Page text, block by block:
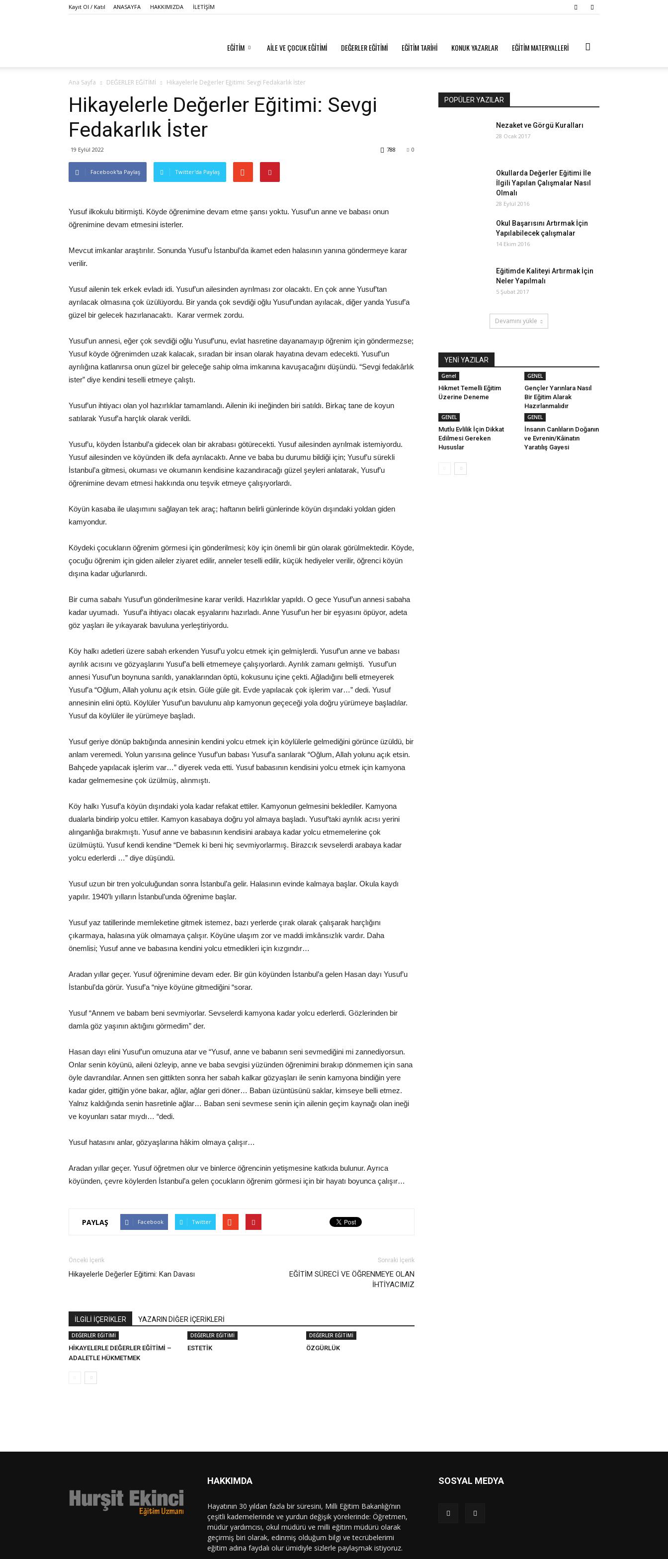
Kayıt Ol / Katıl ANASAYFA HAKKIMIZDA İLETİŞİM
|
Uzmanı,
Değerler
Eğitimi
EĞİTİM AİLE VE ÇOCUK EĞİTİMİ DEĞERLER EĞİTİMİ EĞİTİM TARİHİ KONUK YAZARLAR EĞİTİM MATERYALLERİ
Ana Sayfa DEĞERLER EĞİTİMİ Hikayelerle Değerler Eğitimi: Sevgi Fedakarlık İster
Hikayelerle Değerler Eğitimi: Sevgi
Fedakarlık İster
19 Eylül 2022 0
788
Facebook'ta Paylaş Twitter'da Paylaş
Yusuf ilkokulu bitirmişti. Köyde öğrenimine devam etme şansı yoktu. Yusuf’un anne ve babası onun
öğrenimine devam etmesini isterler.
Mevcut imkanlar araştırılır. Sonunda Yusuf’u İstanbul’da ikamet eden halasının yanına göndermeye karar
verilir.
Yusuf ailenin tek erkek evladı idi. Yusuf’un ailesinden ayrılması zor olacaktı. En çok anne Yusuf’tan
ayrılacak olmasına çok üzülüyordu. Bir yanda çok sevdiği oğlu Yusuf’undan ayılacak, diğer yanda Yusuf’a
güzel bir gelecek hazırlanacaktı. Karar vermek zordu.
Yusuf’un annesi, eğer çok sevdiği oğlu Yusuf’unu, evlat hasretine dayanamayıp öğrenim için göndermezse;
Yusuf köyde öğrenimden uzak kalacak, sıradan bir insan olarak hayatına devam edecekti. Yusuf’un
ayrılığına katlanırsa onun güzel bir geleceğe sahip olma imkanına kavuşacağını düşündü. “Sevgi fedakârlık
ister” diye kendini teselli etmeye çalıştı.
Yusuf’un ihtiyacı olan yol hazırlıklar tamamlandı. Ailenin iki ineğinden biri satıldı. Birkaç tane de koyun
satılarak Yusuf’a harçlık olarak verildi.
Yusuf’u, köyden İstanbul’a gidecek olan bir akrabası götürecekti. Yusuf ailesinden ayrılmak istemiyordu.
Yusuf ailesinden ve köyünden ilk defa ayrılacaktı. Anne ve baba bu durumu bildiği için; Yusuf’u sürekli
İstanbul’a gitmesi, okuması ve okumanın kendisine kazandıracağı güzel şeyleri anlatarak, Yusuf’u
öğrenimine devam etmesi hakkında onu teşvik etmeye çalışıyorlardı.
Köyün kasaba ile ulaşımını sağlayan tek araç; haftanın belirli günlerinde köyün dışındaki yoldan giden
kamyondur.
Köydeki çocukların öğrenim görmesi için gönderilmesi; köy için önemli bir gün olarak görülmektedir. Köyde,
çocuğu öğrenim için giden aileler ziyaret edilir, anneler teselli edilir, küçük hediyeler verilir, öğrenci köyün
dışına kadar uğurlanırdı.
Bir cuma sabahı Yusuf’un gönderilmesine karar verildi. Hazırlıklar yapıldı. O gece Yusuf’un annesi sabaha
kadar uyumadı. Yusuf’a ihtiyacı olacak eşyalarını hazırladı. Anne Yusuf’un her bir eşyasını öpüyor, adeta
göz yaşları ile yıkayarak bavuluna yerleştiriyordu.
Köy halkı adetleri üzere sabah erkenden Yusuf’u yolcu etmek için gelmişlerdi. Yusuf’un anne ve babası
ayrılık acısını ve gözyaşlarını Yusuf’a belli etmemeye çalışıyorlardı. Ayrılık zamanı gelmişti. Yusuf’un
annesi Yusuf’un boynuna sarıldı, yanaklarından öptü, kokusunu içine çekti. Ağladığını belli etmeyerek
Yusuf’a “Oğlum, Allah yolunu açık etsin. Güle güle git. Evde yapılacak çok işlerim var…” dedi. Yusuf
annesinin elini öptü. Köylüler Yusuf’un bavulunu alıp kamyonun geçeceği yola doğru yürümeye başladılar.
Yusuf da köylüler ile yürümeye başladı.
Yusuf geriye dönüp baktığında annesinin kendini yolcu etmek için köylülerle gelmediğini görünce üzüldü, bir
anlam veremedi. Yolun yarısına gelince Yusuf’un babası Yusuf’a sarılarak “Oğlum, Allah yolunu açık etsin.
Bahçede yapılacak işlerim var…” diyerek veda etti. Yusuf babasının kendisini yolcu etmek için kamyona
kadar gelmemesine çok üzülmüş, alınmıştı.
Köy halkı Yusuf’a köyün dışındaki yola kadar refakat ettiler. Kamyonun gelmesini beklediler. Kamyona
dualarla bindirip yolcu ettiler. Kamyon kasabaya doğru yol almaya başladı. Yusuf’taki ayrılık acısı yerini
alınganlığa bırakmıştı. Yusuf anne ve babasının kendisini arabaya kadar yolcu etmemelerine çok
üzülmüştü. Yusuf kendi kendine “Demek ki beni hiç sevmiyorlarmış. Birazcık sevselerdi arabaya kadar
yolcu ederlerdi …” diye düşündü.
Yusuf uzun bir tren yolculuğundan sonra İstanbul’a gelir. Halasının evinde kalmaya başlar. Okula kaydı
yapılır. 1940’lı yılların İstanbul’unda öğrenime başlar.
Yusuf yaz tatillerinde memleketine gitmek istemez, bazı yerlerde çırak olarak çalışarak harçlığını
çıkarmaya, halasına yük olmamaya çalışır. Köyüne ulaşım zor ve maddi imkânsızlık vardır. Daha
önemlisi; Yusuf anne ve babasına kendini yolcu etmedikleri için kızgındır…
Aradan yıllar geçer. Yusuf öğrenimine devam eder. Bir gün köyünden İstanbul’a gelen Hasan dayı Yusuf’u
İstanbul’da görür. Yusuf’a “niye köyüne gitmediğini “sorar.
Yusuf “Annem ve babam beni sevmiyorlar. Sevselerdi kamyona kadar yolcu ederlerdi. Gözlerinden bir
damla göz yaşının aktığını görmedim” der.
Hasan dayı elini Yusuf’un omuzuna atar ve “Yusuf, anne ve babanın seni sevmediğini mi zannediyorsun.
Onlar senin köyünü, aileni özleyip, anne ve baba sevgisi yüzünden öğrenimini bırakıp dönmemen için sana
öyle davrandılar. Annen sen gittikten sonra her sabah kalkar gözyaşları ile senin kamyona bindiğin yere
kadar gider, gittiğin yöne bakar, ağlar, ağlar geri döner… Baban üzüntüsünü saklar, kimseye belli etmez.
Yalnız kaldığında senin hasretinle ağlar… Baban seni sevmese senin için ailenin geçim kaynağı olan ineği
ve koyunları satar mıydı… “dedi.
Yusuf hatasını anlar, gözyaşlarına hâkim olmaya çalışır…
Aradan yıllar geçer. Yusuf öğretmen olur ve binlerce öğrencinin yetişmesine katkıda bulunur. Ayrıca
köyünden, çevre köylerden İstanbul’a gelen çocukların öğrenim görmesi için bir hayatı boyunca çalışır…
PAYLAŞ Facebook Twitter
Önceki İçerik
Hikayelerle Değerler Eğitimi: Kan Davası
Sonraki İçerik
EĞİTİM SÜRECİ VE ÖĞRENMEYE OLAN
İHTİYACIMIZ
İLGİLİ İÇERİKLER YAZARIN DİĞER İÇERİKLERİ
DEĞERLER EĞİTİMİ
HİKAYELERLE DEĞERLER EĞİTİMİ –
ADALETLE HÜKMETMEK
DEĞERLER EĞİTİMİ
ESTETİK
DEĞERLER EĞİTİMİ
ÖZGÜRLÜK
POPÜLER YAZILAR
Nezaket ve Görgü Kuralları
28 Ocak 2017
Okullarda Değerler Eğitimi İle
İlgili Yapılan Çalışmalar Nasıl
Olmalı
28 Eylül 2016
Okul Başarısını Artırmak İçin
Yapılabilecek çalışmalar
14 Ekim 2016
Eğitimde Kaliteyi Artırmak İçin
Neler Yapılmalı
5 Şubat 2017
Devamını yükle
YENİ YAZILAR
Genel
Hikmet Temelli Eğitim
Üzerine Deneme
GENEL
Gençler Yarınlara Nasıl
Bir Eğitim Alarak
Hazırlanmalıdır
GENEL
Mutlu Evlilik İçin Dikkat
Edilmesi Gereken
Hususlar
GENEL
İnsanın Canlıların Doğanın
ve Evrenin/Kâinatın
Yaratılış Gayesi
HAKKIMDA
Hayatının 30 yıldan fazla bir süresini, Milli Eğitim Bakanlığı’nın
çeşitli kademelerinde ve yurdun değişik yörelerinde: Öğretmen,
müdür yardımcısı, okul müdürü ve milli eğitim müdürü olarak
geçirmiş biri olarak, edinmiş olduğum bilgi ve tecrübelerimi
eğitim adına faydalı olur ümidiyle sizlerle paylaşmak istiyoruz.
SOSYAL MEDYA